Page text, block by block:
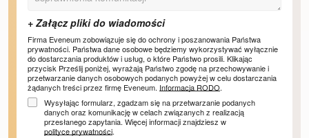
Firma Eveneum zobowiązuje się do ochrony i poszanowania Państwa
prywatności. Państwa dane osobowe będziemy wykorzystywać wyłącznie
do dostarczania produktów i usług, o które Państwo prosili. Klikając
przycisk Prześlij poniżej, wyrażają Państwo zgodę na przechowywanie i
przetwarzanie danych osobowych podanych powyżej w celu dostarczania
żądanych treści przez firmę Eveneum. Informacja RODO.
Wysyłając formularz, zgadzam się na przetwarzanie podanych
danych oraz komunikację w celach związanych z realizacją
przesłanego zapytania. Więcej informacji znajdziesz w
polityce prywatności.